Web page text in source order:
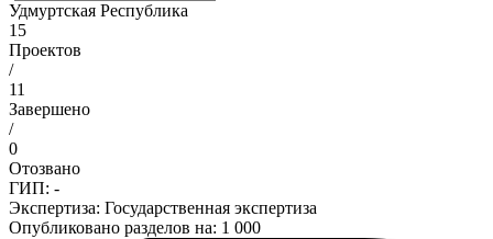
Удмуртская Республика
15
Проектов
/
11
Завершено
/
0
Отозвано
ГИП: -
Экспертиза: Государственная экспертиза
Опубликовано разделов на: 1 000